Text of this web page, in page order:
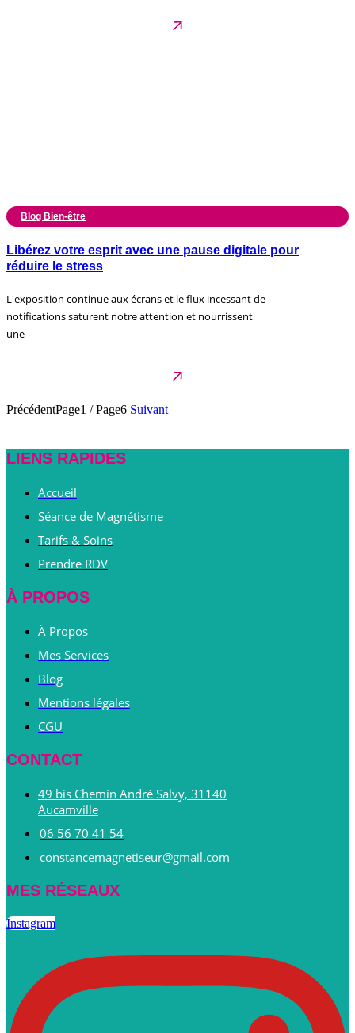
Blog Bien-être
Libérez votre esprit avec une pause digitale pour
réduire le stress
L'exposition continue aux écrans et le flux incessant de
notifications saturent notre attention et nourrissent
une
PrécédentPage1 / Page6 Suivant
LIENS RAPIDES
Accueil
Séance de Magnétisme
Tarifs & Soins
Prendre RDV
À PROPOS
À Propos
Mes Services
Blog
Mentions légales
CGU
CONTACT
49 bis Chemin André Salvy, 31140
Aucamville
06 56 70 41 54
constancemagnetiseur@gmail.com
MES RÉSEAUX
Instagram